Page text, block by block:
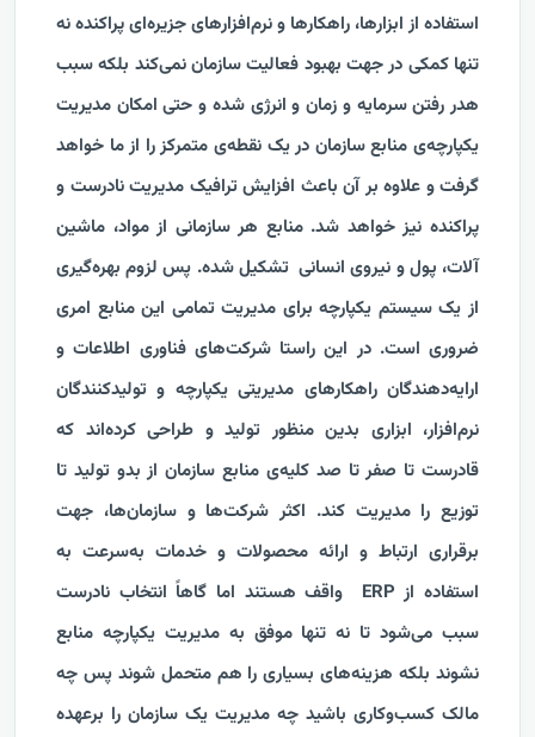
استفاده از ابزارها، راهکارها و نرم‌افزارهای جزیره‌ای پراکنده نه
تنها کمکی در جهت بهبود فعالیت سازمان نمی‌کند بلکه سبب
هدر رفتن سرمایه و زمان و انرژی شده و حتی امکان مدیریت
یکپارچه‌ی منابع سازمان در یک نقطه‌ی متمرکز را از ما خواهد
گرفت و علاوه بر آن باعث افزایش ترافیک مدیریت نادرست و
پراکنده نیز خواهد شد. منابع هر سازمانی از مواد، ماشین
آلات، پول و نیروی انسانی تشکیل شده. پس لزوم بهره‌گیری
از یک سیستم یکپارچه برای مدیریت تمامی این منابع امری
ضروری است. در این راستا شرکت‌های فناوری اطلاعات و
ارایه‌دهندگان راهکارهای مدیریتی یکپارچه و تولیدکنندگان
نرم‌افزار، ابزاری بدین منظور تولید و طراحی کرده‌اند که
قادرست تا صفر تا صد کلیه‌ی منابع سازمان از بدو تولید تا
توزیع را مدیریت کند. اکثر شرکت‌ها و سازمان‌ها، جهت
برقراری ارتباط و ارائه محصولات و خدمات به‌سرعت به
استفاده از ERP واقف هستند اما گاهاً انتخاب نادرست
سبب می‌شود تا نه تنها موفق به مدیریت یکپارچه منابع
نشوند بلکه هزینه‌های بسیاری را هم متحمل شوند پس چه
مالک کسب‌وکاری باشید چه مدیریت یک سازمان را برعهده